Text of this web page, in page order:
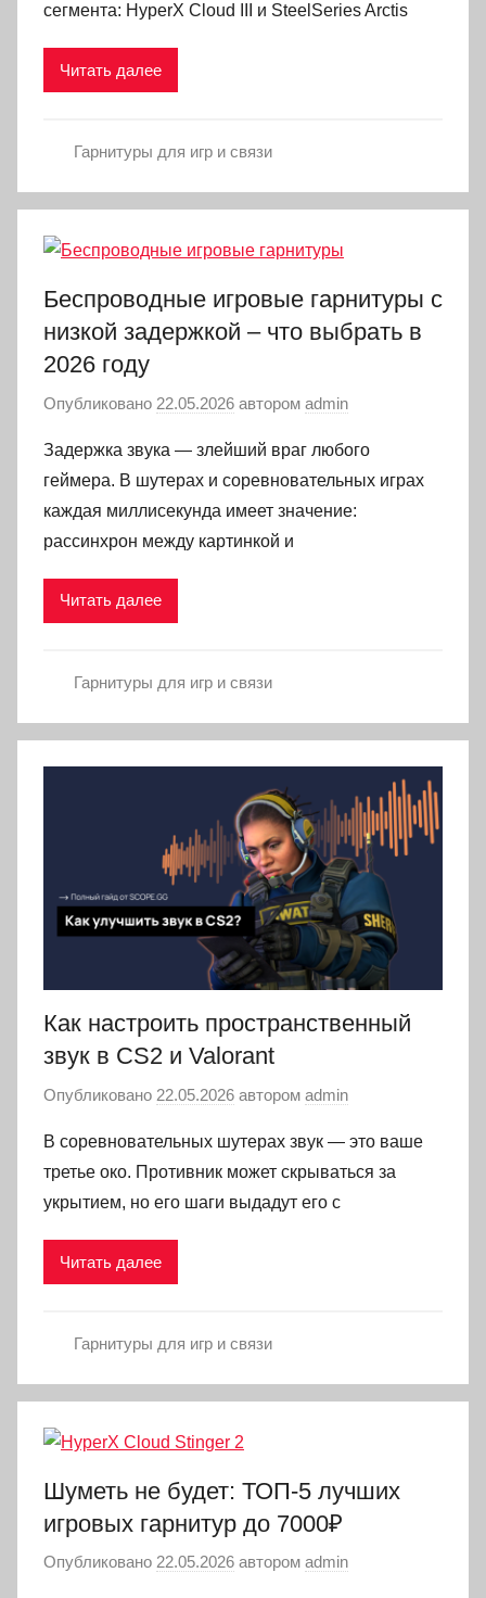
сегмента: HyperX Cloud III и SteelSeries Arctis
Читать далее
Гарнитуры для игр и связи
Беспроводные игровые гарнитуры с
низкой задержкой – что выбрать в
2026 году
Опубликовано 22.05.2026 автором admin
Задержка звука — злейший враг любого
геймера. В шутерах и соревновательных играх
каждая миллисекунда имеет значение:
рассинхрон между картинкой и
Читать далее
Гарнитуры для игр и связи
Как настроить пространственный
звук в CS2 и Valorant
Опубликовано 22.05.2026 автором admin
В соревновательных шутерах звук — это ваше
третье око. Противник может скрываться за
укрытием, но его шаги выдадут его с
Читать далее
Гарнитуры для игр и связи
Шуметь не будет: ТОП-5 лучших
игровых гарнитур до 7000₽
Опубликовано 22.05.2026 автором admin